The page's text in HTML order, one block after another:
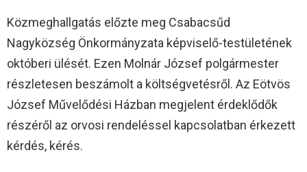
Közmeghallgatás előzte meg Csabacsűd
Nagyközség Önkormányzata képviselő-testületének
októberi ülését. Ezen Molnár József polgármester
részletesen beszámolt a költségvetésről. Az Eötvös
József Művelődési Házban megjelent érdeklődők
részéről az orvosi rendeléssel kapcsolatban érkezett
kérdés, kérés.